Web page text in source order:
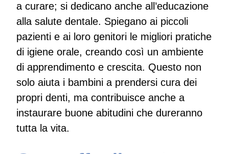
a curare; si dedicano anche all’educazione
alla salute dentale. Spiegano ai piccoli
pazienti e ai loro genitori le migliori pratiche
di igiene orale, creando così un ambiente
di apprendimento e crescita. Questo non
solo aiuta i bambini a prendersi cura dei
propri denti, ma contribuisce anche a
instaurare buone abitudini che dureranno
tutta la vita.